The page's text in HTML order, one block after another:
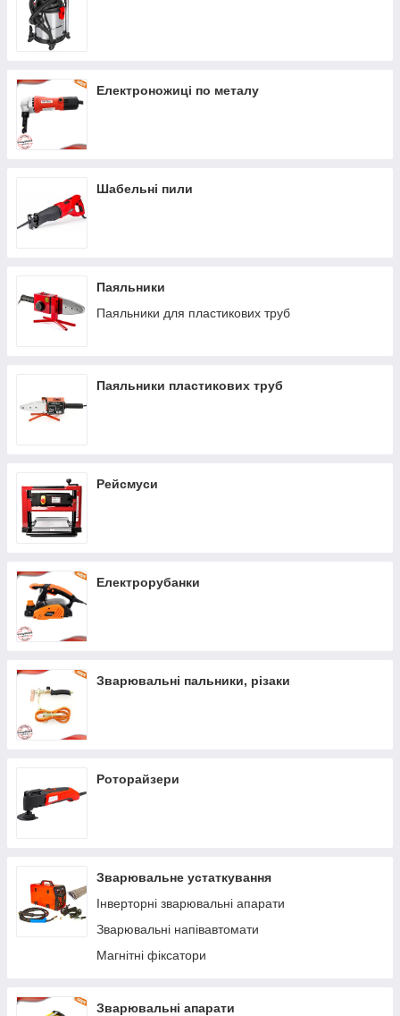
Електроножиці по металу
Шабельні пили
Паяльники
Паяльники для пластикових труб
Паяльники пластикових труб
Рейсмуси
Електрорубанки
Зварювальні пальники, різаки
Роторайзери
Зварювальне устаткування
Інверторні зварювальні апарати
Зварювальні напівавтомати
Магнітні фіксатори
Зварювальні апарати